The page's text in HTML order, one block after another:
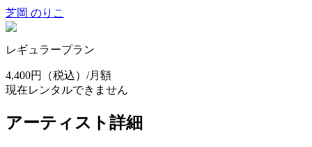
芝岡 のりこ
レギュラープラン
4,400円
（税込）/月額
現在レンタルできません
アーティスト詳細